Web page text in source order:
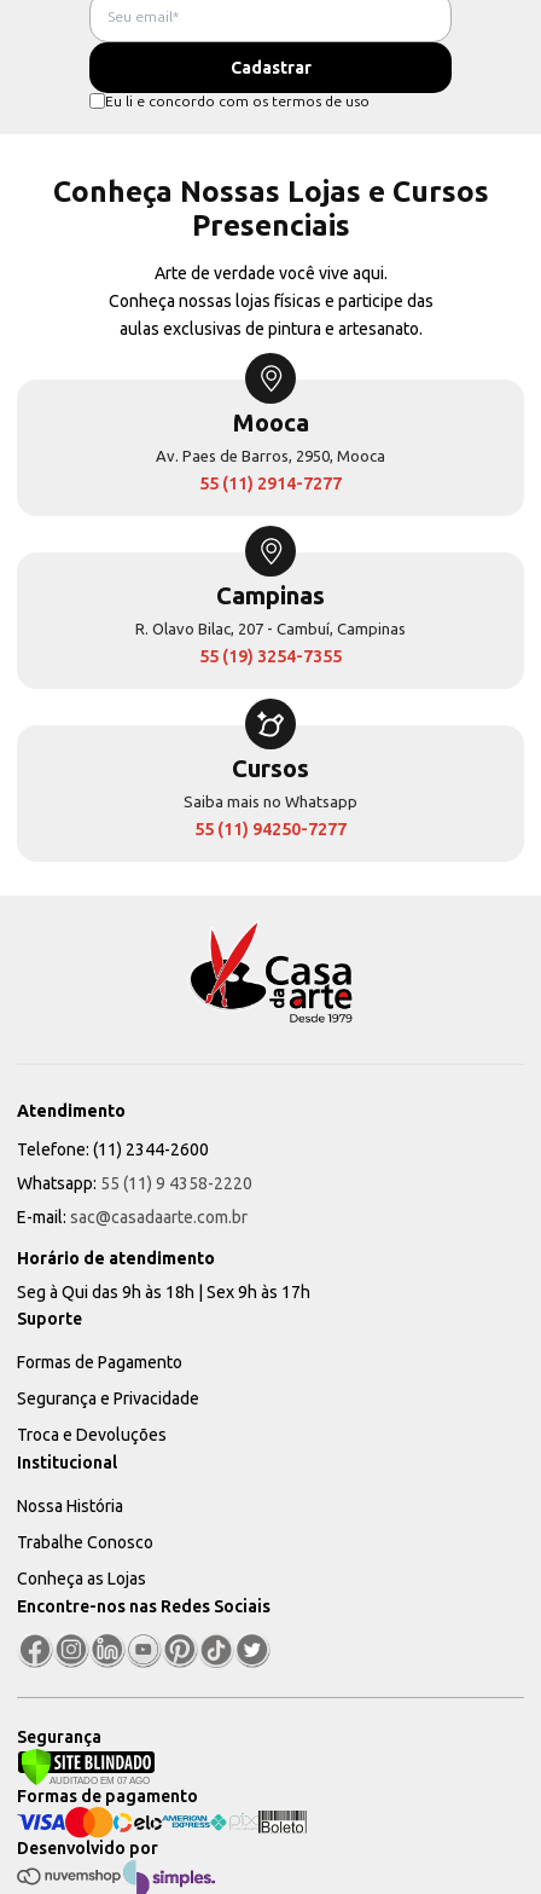
Eu li e concordo com os termos de uso
Conheça Nossas Lojas e Cursos
Presenciais
Arte de verdade você vive aqui.
Conheça nossas lojas físicas e participe das
aulas exclusivas de pintura e artesanato.
Mooca
Av. Paes de Barros, 2950, Mooca
55 (11) 2914-7277
Campinas
R. Olavo Bilac, 207 - Cambuí, Campinas
55 (19) 3254-7355
Cursos
Saiba mais no Whatsapp
55 (11) 94250-7277
Atendimento
Telefone: (11) 2344-2600
Whatsapp: 55 (11) 9 4358-2220
E-mail: sac@casadaarte.com.br
Horário de atendimento
Seg à Qui das 9h às 18h | Sex 9h às 17h
Suporte
Formas de Pagamento
Segurança e Privacidade
Troca e Devoluções
Institucional
Nossa História
Trabalhe Conosco
Conheça as Lojas
Encontre-nos nas Redes Sociais
Segurança
Desenvolvido por
Formas de pagamento